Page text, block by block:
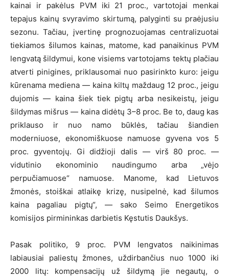
kainai ir pakėlus PVM iki 21 proc., vartotojai menkai
tepajus kainų svyravimo skirtumą, palyginti su praėjusiu
sezonu. Tačiau, įvertinę prognozuojamas centralizuotai
tiekiamos šilumos kainas, matome, kad panaikinus PVM
lengvatą šildymui, kone visiems vartotojams tektų plačiau
atverti pinigines, priklausomai nuo pasirinkto kuro: jeigu
kūrenama mediena — kaina kiltų maždaug 12 proc., jeigu
dujomis — kaina šiek tiek pigtų arba nesikeistų, jeigu
šildymas mišrus — kaina didėtų 3–8 proc. Be to, daug kas
priklauso ir nuo namo būklės, tačiau šiandien
moderniuose, ekonomiškuose namuose gyvena vos 5
proc. gyventojų. Gi didžioji dalis — virš 80 proc. —
vidutinio ekonominio naudingumo arba „vėjo
perpučiamuose“ namuose. Manome, kad Lietuvos
žmonės, stoiškai atlaikę krizę, nusipelnė, kad šilumos
kaina pagaliau pigtų“, — sako Seimo Energetikos
komisijos pirmininkas darbietis Kęstutis Daukšys.
Pasak politiko, 9 proc. PVM lengvatos naikinimas
labiausiai paliestų žmones, uždirbančius nuo 1000 iki
2000 litų: kompensacijų už šildymą jie negautų, o